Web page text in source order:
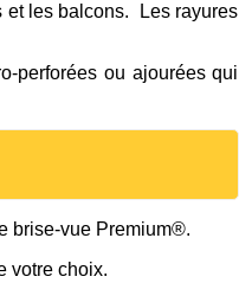
et les balcons. Les rayures
perforées ou ajourées qui
brise-vue Premium®.
votre choix.